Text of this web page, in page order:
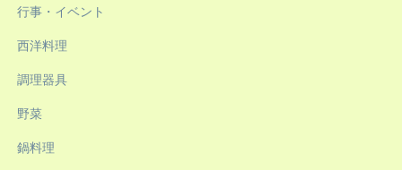
行事・イベント
西洋料理
調理器具
野菜
鍋料理